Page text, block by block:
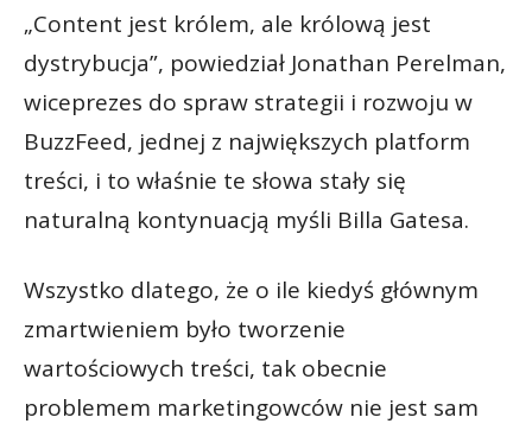
„Content jest królem, ale królową jest
dystrybucja”, powiedział Jonathan Perelman,
wiceprezes do spraw strategii i rozwoju w
BuzzFeed, jednej z największych platform
treści, i to właśnie te słowa stały się
naturalną kontynuacją myśli Billa Gatesa.
Wszystko dlatego, że o ile kiedyś głównym
zmartwieniem było tworzenie
wartościowych treści, tak obecnie
problemem marketingowców nie jest sam